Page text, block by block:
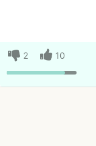
2
10